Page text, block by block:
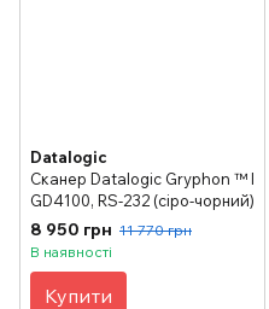
Datalogic
Сканер Datalogic Gryphon ™ I
GD4100, RS-232 (сіро-чорний)
8 950 грн 11 770 грн
В наявності
Купити